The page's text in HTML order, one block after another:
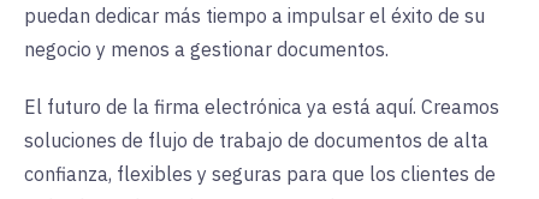
puedan dedicar más tiempo a impulsar el éxito de su
negocio y menos a gestionar documentos.
El futuro de la firma electrónica ya está aquí. Creamos
soluciones de flujo de trabajo de documentos de alta
confianza, flexibles y seguras para que los clientes de